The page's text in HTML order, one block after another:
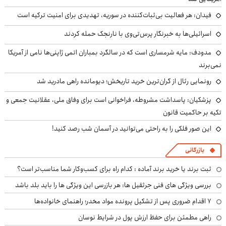
فیدان: هر فعالیت بی‌ثبات‌کننده در سوریه، تهدیدی برای امنیت ترکیه است
اسرائیلی‌ها به خبرنگار پرس‌تی‌وی با نارنجک حمله کردند
مدودف: مایه شرمساری است که در سالگرد بمباران اتمی ژاپنی‌ها نامی از آمریکا
نمی‌برند
رونمایی رئال از گران‌ترین خرید تاریخش؛ دیومانده راهی مادرید شد
پزشکیان: پاسداشت مشروطه، فراخوانی است برای وفاق ملی، عقلانیت جمعی و
تکیه بر حاکمیت قانون
این صور فلکی را به راحتی می‌توانید در آسمان شب رصد کنید!
بازرگانی
ثبت برند یا خرید برند آماده : کدام راه برای کسب‌وکار شما مناسب‌تر است؟
بررسی ویژگی های فنی جرثقیل ها: هر بازرسی این ویژگی ها را باید بلد باشد
۷ اقدام ضروری پس از تشکیل پرونده مواد مخدر؛ راهنمای خانواده‌ها
راهی مطمئن برای حفظ ارزش پول در شرایط نوسان